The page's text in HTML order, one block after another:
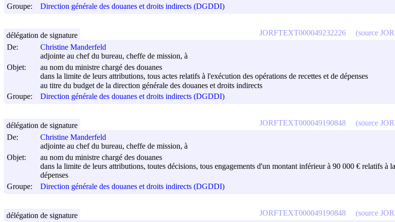
Groupe:
Direction générale des douanes et droits indirects (DGDDI)
De:
Christine Manderfeld
adjointe au chef du bureau, cheffe de mission, à
Objet:
au nom du ministre chargé des douanes
dans la limite de leurs attributions, tous actes relatifs à l'exécution des opérations de recettes et de dépenses
au titre du budget de la direction générale des douanes et droits indirects
Groupe:
Direction générale des douanes et droits indirects (DGDDI)
JORFTEXT000049232226 (source
délégation de signature
De:
Christine Manderfeld
adjointe au chef du bureau, cheffe de mission, à
Objet:
au nom du ministre chargé des douanes
dans la limite de leurs attributions, toutes décisions, tous engagements d'un montant inférieur à 90 000 € relatifs à
dépenses
Groupe:
Direction générale des douanes et droits indirects (DGDDI)
JORFTEXT000049190848 (source
délégation de signature
JORFTEXT000049190848 (source
délégation de signature